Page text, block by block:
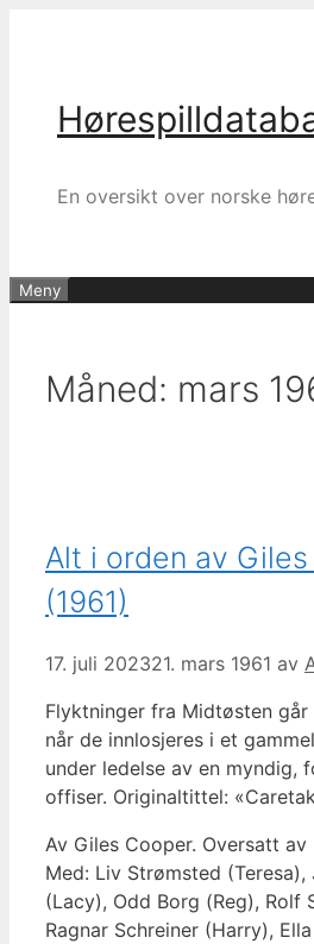
En oversikt over norske
Meny
Måned: mars
Alt i orden av
(1961)
17. juli 202321. mars 1961 av
Flyktninger fra Midtøsten
når de innlosjeres i et
under ledelse av en myndig,
offiser. Originaltittel:
Av Giles Cooper. Oversatt av
Med: Liv Strømsted (Teresa),
(Lacy), Odd Borg (Reg), Rolf
Ragnar Schreiner (Harry),